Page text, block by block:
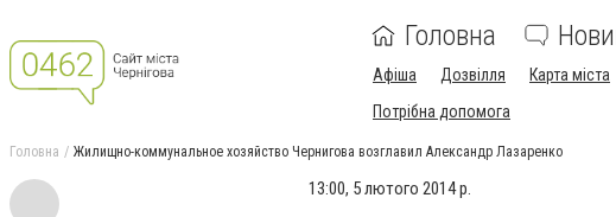
Головна
Афіша Дозвілля Карта міста
Потрібна допомога
Головна Жилищно-коммунальное хозяйство Чернигова возглавил Александр Лазаренко
13:00, 5 лютого 2014 р.